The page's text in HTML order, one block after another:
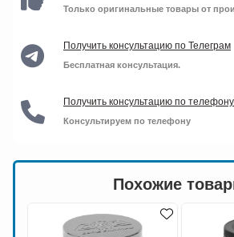
Только оригинальные товары от
Получить консультацию по Телеграм
Бесплатная консультация.
Получить консультацию по телефону
Консультируем по телефону
Похожие